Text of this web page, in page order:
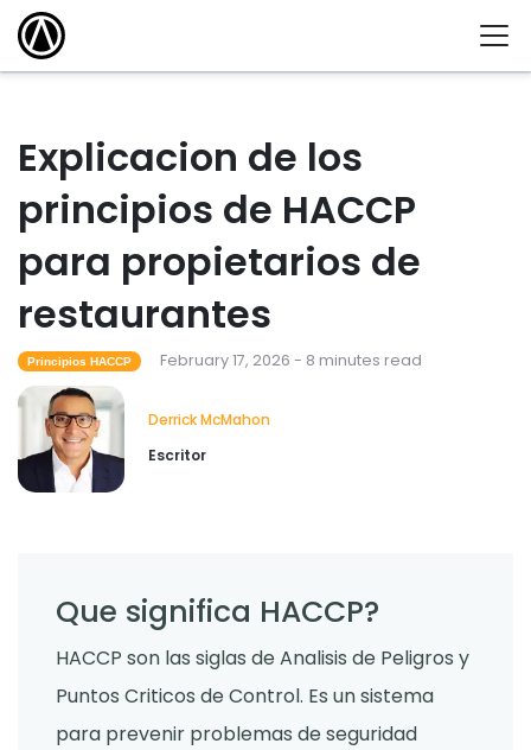
Explicacion de los
principios de HACCP
para propietarios de
restaurantes
Principios HACCP February 17, 2026 - 8 minutes read
Derrick McMahon
Escritor
Que significa HACCP?
HACCP son las siglas de Analisis de Peligros y
Puntos Criticos de Control. Es un sistema
para prevenir problemas de seguridad